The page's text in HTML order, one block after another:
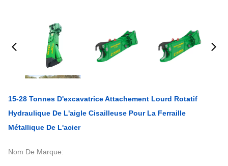
15-28 Tonnes D'excavatrice Attachement Lourd Rotatif
Hydraulique De L'aigle Cisailleuse Pour La Ferraille
Métallique De L'acier
Nom De Marque: